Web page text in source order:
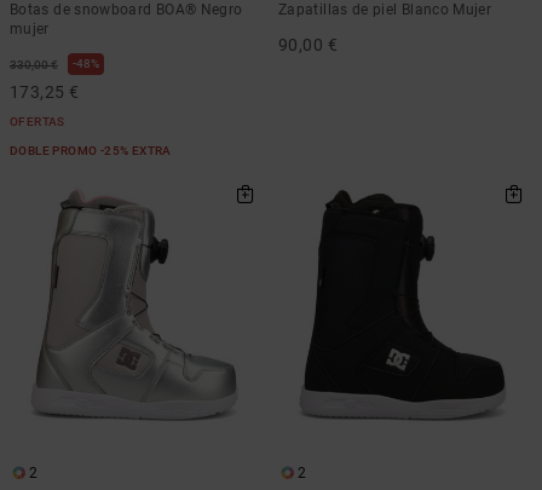
Botas de snowboard BOA® Negro
mujer
330,00 € 48%
173,25 €
OFERTAS
DOBLE PROMO -25% EXTRA
Zapatillas de piel Blanco Mujer
90,00 €
2 2